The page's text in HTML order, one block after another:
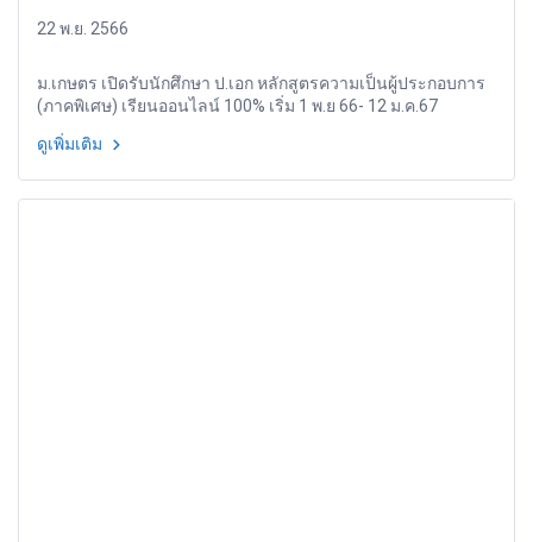
22 พ.ย. 2566
ม.เกษตร เปิดรับนักศึกษา ป.เอก หลักสูตรความเป็นผู้ประกอบการ
(ภาคพิเศษ) เรียนออนไลน์ 100% เริ่ม 1 พ.ย 66- 12 ม.ค.67
ดูเพิ่มเติม